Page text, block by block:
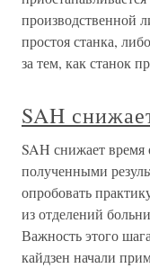
производственной
простоя станка,
за тем, как станок
SAH
SAH снижает
полученными
опробовать
из отделений
Важность этого
кайдзен начали